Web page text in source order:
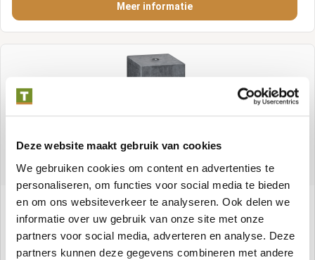
Deze website maakt gebruik van cookies
We gebruiken cookies om content en advertenties te
personaliseren, om functies voor social media te bieden
en om ons websiteverkeer te analyseren. Ook delen we
informatie over uw gebruik van onze site met onze
partners voor social media, adverteren en analyse. Deze
partners kunnen deze gegevens combineren met andere
Meer informatie
Berton betonpoer kleine vellingkant